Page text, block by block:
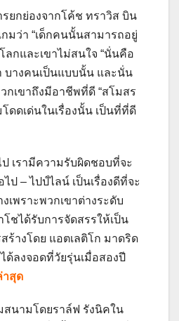
ยกย่องจากโค้ช ทราวิส บิน
มว่า “เด็กคนนั้นสามารถอยู่
กและเขาไม่สนใจ “นั่นคือ
บางคนเป็นแบบนั้น และนั่น
กเขาถึงมีอาชีพที่ดี “สโมสร
ดดเด่นในเรื่องนั้น เป็นที่ที่ดี
ป เรามีความรับผิดชอบที่จะ
ป – ไปป์ไลน์ เป็นเรื่องดีที่จะ
เพราะพวกเขาต่างระดับ
ชได้รับการจัดสรรให้เป็น
ร้างโดย แอตเลติโก มาดริด
ได้ลงจอดที่วัยรุ่นเมื่อสองปี
าสุด
สนามโดยราล์ฟ รังนิคใน